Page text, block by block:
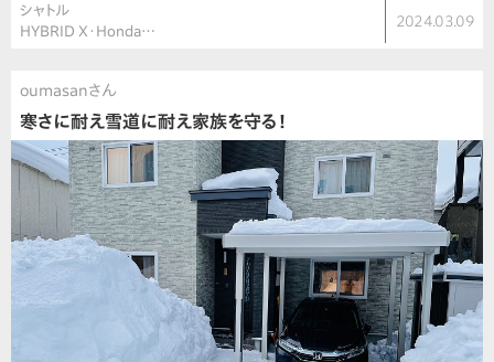
シャトル
HYBRID X・Honda…
2024.03.09
oumasanさん
寒さに耐え雪道に耐え家族を守る！